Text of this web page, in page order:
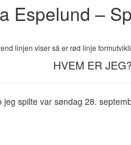
Espelund –
linjen viser så er rød linje
HVEM ER JEG?
spilte var søndag 28.